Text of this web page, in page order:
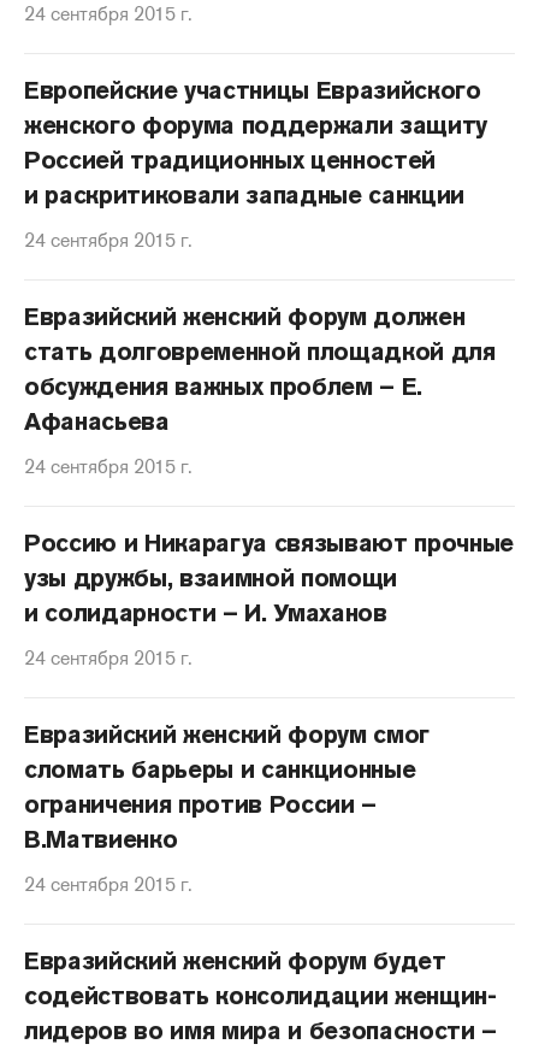
24 сентября 2015 г.
Европейские участницы Евразийского
женского форума поддержали защиту
Россией традиционных ценностей
и раскритиковали западные санкции
24 сентября 2015 г.
Евразийский женский форум должен
стать долговременной площадкой для
обсуждения важных проблем – Е.
Афанасьева
24 сентября 2015 г.
Россию и Никарагуа связывают прочные
узы дружбы, взаимной помощи
и солидарности – И. Умаханов
24 сентября 2015 г.
Евразийский женский форум смог
сломать барьеры и санкционные
ограничения против России –
В.Матвиенко
24 сентября 2015 г.
Евразийский женский форум будет
содействовать консолидации женщин-
лидеров во имя мира и безопасности –